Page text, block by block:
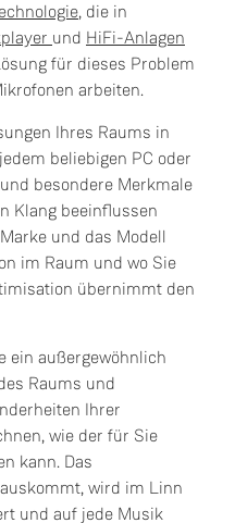
, die in
und HiFi-Anlagen
für dieses Problem
arbeiten.
Ihres Raums in
beliebigen PC oder
besondere Merkmale
Klang beeinflussen
und das Modell
im Raum und wo Sie
übernimmt den
ein außergewöhnlich
Raums und
Ihrer
wie der für Sie
kann. Das
wird im Linn
und auf jede Musik